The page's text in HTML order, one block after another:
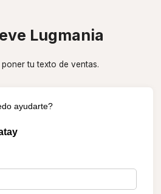
Lugmania
tu texto de ventas.
ayudarte?